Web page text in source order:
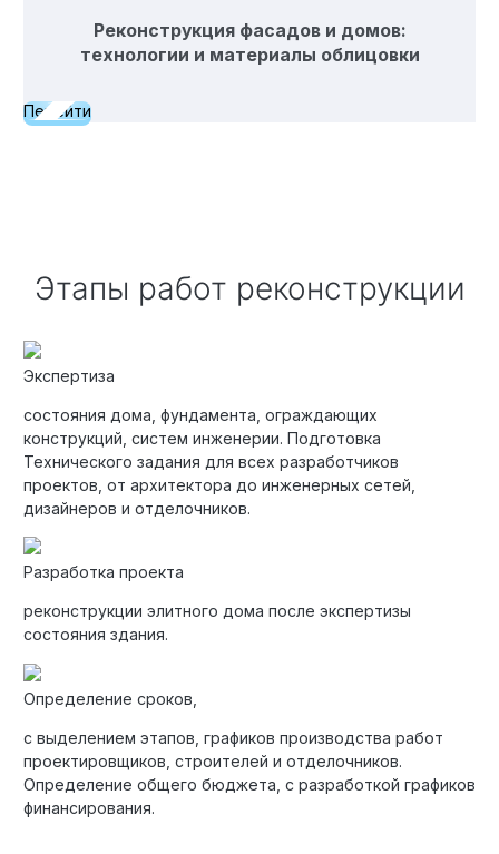
Реконструкция фасадов и домов:
технологии и материалы облицовки
Перейти
Этапы работ реконструкции
Экспертиза
состояния дома, фундамента, ограждающих
конструкций, систем инженерии. Подготовка
Технического задания для всех разработчиков
проектов, от архитектора до инженерных сетей,
дизайнеров и отделочников.
Разработка проекта
реконструкции элитного дома после экспертизы
состояния здания.
Определение сроков,
с выделением этапов, графиков производства работ
проектировщиков, строителей и отделочников.
Определение общего бюджета, с разработкой графиков
финансирования.